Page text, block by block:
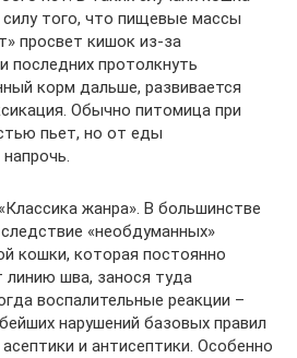
того, что пищевые массы
просвет кишок из-за
последних протолкнуть
корм дальше, развивается
Обычно питомица при
пьет, но от еды
«Классика жанра». В большинстве
«необдуманных»
кошки, которая постоянно
линию шва, занося туда
воспалительные реакции –
нарушений базовых правил
и антисептики. Особенно